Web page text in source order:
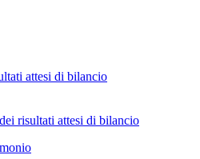
attesi di bilancio
risultati attesi di bilancio